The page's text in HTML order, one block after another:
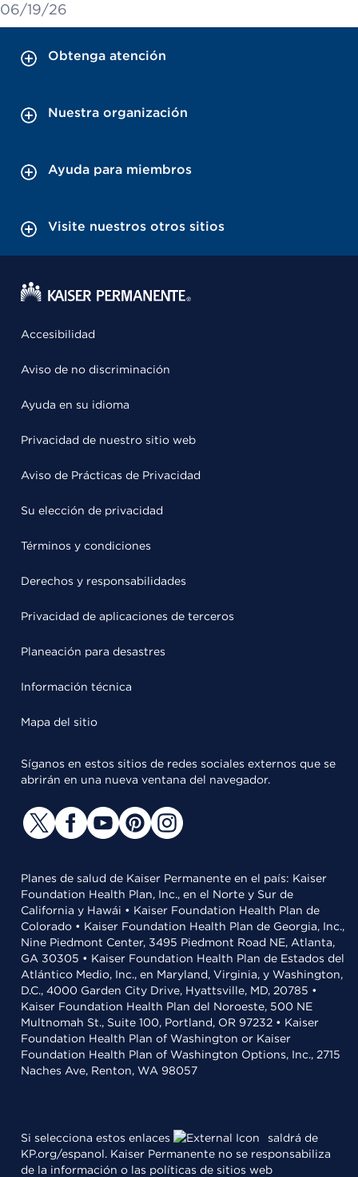
06/19/26
Obtenga atención
Nuestra organización
Ayuda para miembros
Visite nuestros otros sitios
Accesibilidad
Aviso de no discriminación
Ayuda en su idioma
Privacidad de nuestro sitio web
Aviso de Prácticas de Privacidad
Su elección de privacidad
Términos y condiciones
Derechos y responsabilidades
Privacidad de aplicaciones de terceros
Planeación para desastres
Información técnica
Mapa del sitio
Síganos en estos sitios de redes sociales externos que se
abrirán en una nueva ventana del navegador.
Planes de salud de Kaiser Permanente en el país: Kaiser
Foundation Health Plan, Inc., en el Norte y Sur de
California y Hawái • Kaiser Foundation Health Plan de
Colorado • Kaiser Foundation Health Plan de Georgia, Inc.,
Nine Piedmont Center, 3495 Piedmont Road NE, Atlanta,
GA 30305 • Kaiser Foundation Health Plan de Estados del
Atlántico Medio, Inc., en Maryland, Virginia, y Washington,
D.C., 4000 Garden City Drive, Hyattsville, MD, 20785 •
Kaiser Foundation Health Plan del Noroeste, 500 NE
Multnomah St., Suite 100, Portland, OR 97232 • Kaiser
Foundation Health Plan of Washington or Kaiser
Foundation Health Plan of Washington Options, Inc., 2715
Naches Ave, Renton, WA 98057
Si selecciona estos enlaces
saldrá de
KP.org/espanol. Kaiser Permanente no se responsabiliza
de la información o las políticas de sitios web